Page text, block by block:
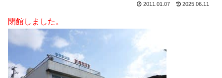
2011.01.07 2025.06.11
閉館しました。